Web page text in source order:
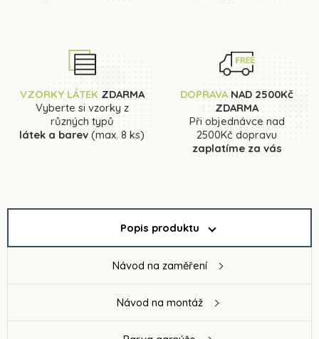
VZORKY LÁTEK ZDARMA
Vyberte si vzorky z
různých typů
látek a barev (max. 8 ks)
DOPRAVANAD 2500Kč
ZDARMA
Při objednávce nad
2500Kč dopravu
zaplatíme za vás
Popis produktu
Návod na zaměření
Návod na montáž